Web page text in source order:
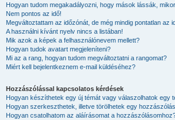
Hogyan tudom megakadályozni, hogy mások lássák,
Nem pontos az idő!
Megváltoztattam az időzónát, de még mindig pontatlan az
A használni kívánt nyelv nincs a listában!
Mik azok a képek a felhasználónevem mellett?
Hogyan tudok avatart megjeleníteni?
Mi az a rang, hogyan tudom megváltoztatni a rangomat?
Miért kell bejelentkeznem e-mail küldéséhez?
Hozzászólással kapcsolatos kérdések
Hogyan készíthetek egy új témát vagy válaszolhatok egy
Hogyan szerkeszthetek, illetve törölhetek egy
Hogyan csatolhatom az aláírásomat a